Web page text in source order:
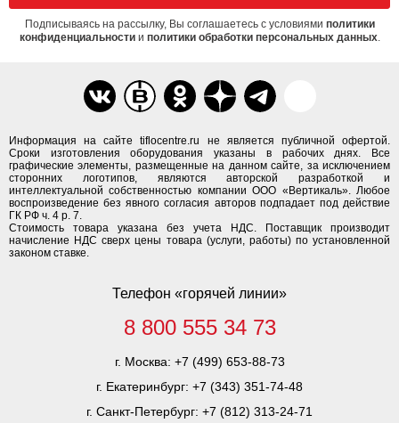
Информация на сайте tiflocentre.ru не является публичной офертой.
Сроки изготовления оборудования указаны в рабочих днях. Все
графические элементы, размещенные на данном сайте, за исключением
сторонних логотипов, являются авторской разработкой и
интеллектуальной собственностью компании ООО «Вертикаль». Любое
воспроизведение без явного согласия авторов подпадает под действие
ГК РФ ч. 4 р. 7.
Стоимость товара указана без учета НДС. Поставщик производит
начисление НДС сверх цены товара (услуги, работы) по установленной
законом ставке.
Телефон «горячей линии»
8 800 555 34 73
г. Москва: +7 (499) 653-88-73
г. Екатеринбург: +7 (343) 351-74-48
г. Санкт-Петербург: +7 (812) 313-24-71
Подписываясь на рассылку, Вы соглашаетесь с условиями политики
конфиденциальностии политики обработки персональных данных.